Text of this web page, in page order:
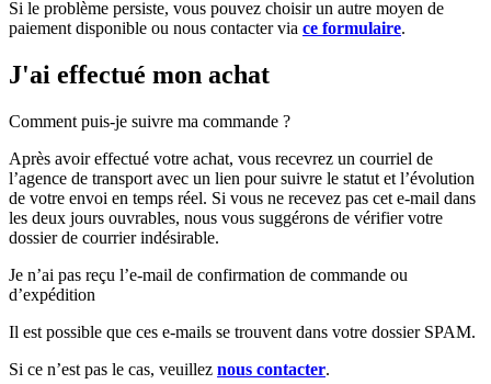
Si le problème persiste, vous pouvez choisir un autre moyen de
paiement disponible ou nous contacter via ce formulaire.
J'ai effectué mon achat
Comment puis-je suivre ma commande ?
Après avoir effectué votre achat, vous recevrez un courriel de
l’agence de transport avec un lien pour suivre le statut et l’évolution
de votre envoi en temps réel. Si vous ne recevez pas cet e-mail dans
les deux jours ouvrables, nous vous suggérons de vérifier votre
dossier de courrier indésirable.
Je n’ai pas reçu l’e-mail de confirmation de commande ou
d’expédition
Il est possible que ces e-mails se trouvent dans votre dossier SPAM.
Si ce n’est pas le cas, veuillez nous contacter.